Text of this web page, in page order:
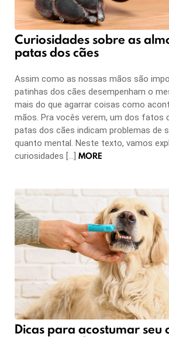
Curiosidades sobre as
patas dos cães
Assim como as nossas mãos são
patinhas dos cães desempenham o
mais do que agarrar coisas como
mãos. Pra vocês verem, um dos fatos
patas dos cães indicam problemas de
quanto mental. Neste texto, vamos
curiosidades […] MORE
Dicas para acostumar seu